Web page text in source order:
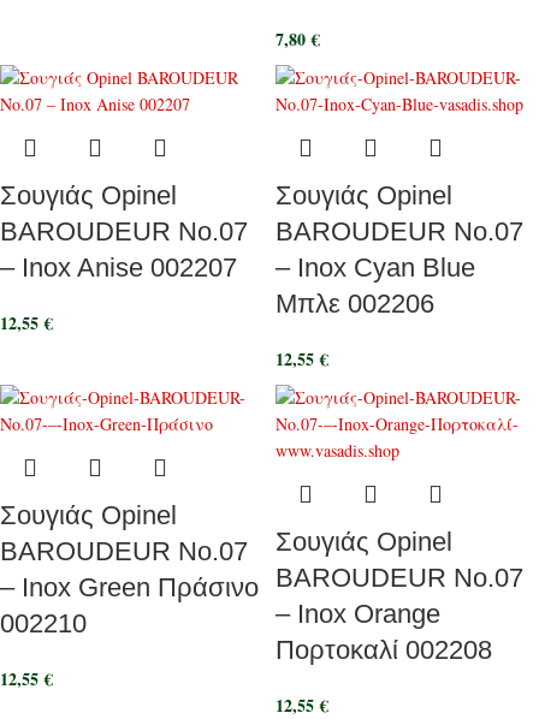
7,80€
Σουγιάς Opinel
BAROUDEUR No.07
– Inox Anise 002207
12,55€
Σουγιάς Opinel
BAROUDEUR No.07
– Inox Cyan Blue
Μπλε 002206
12,55€
Σουγιάς Opinel
BAROUDEUR No.07
– Inox Green Πράσινο
002210
12,55€
Σουγιάς Opinel
BAROUDEUR No.07
– Inox Orange
Πορτοκαλί 002208
12,55€